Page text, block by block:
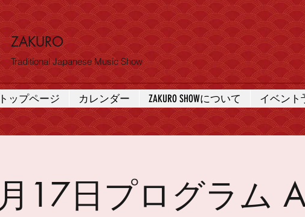
ZAKURO
Traditional Japanese Music Show
トップページ カレンダー ZAKURO SHOWについて イベント
17日プログラム